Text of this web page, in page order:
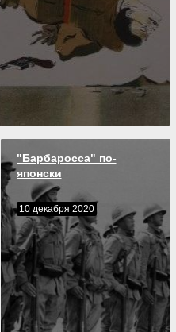
"Барбаросса" по-
японски
10 декабря 2020